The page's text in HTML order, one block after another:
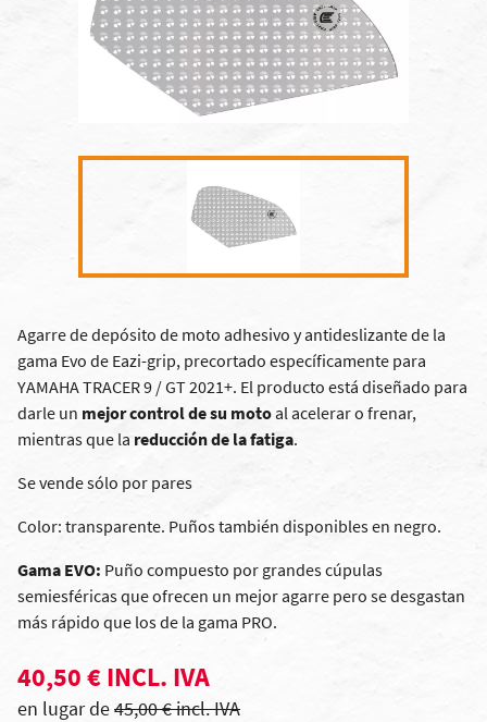
Agarre de depósito de moto adhesivo y antideslizante de la
gama Evo de Eazi-grip, precortado específicamente para
YAMAHA TRACER 9 / GT 2021+. El producto está diseñado para
darle un mejor control de su motoal acelerar o frenar,
mientras que la reducción de la fatiga.
Se vende sólo por pares
Color: transparente. Puños también disponibles en negro.
Gama EVO: Puño compuesto por grandes cúpulas
semiesféricas que ofrecen un mejor agarre pero se desgastan
más rápido que los de la gama PRO.
40,50 € INCL. IVA
en lugar de45,00 € incl. IVA